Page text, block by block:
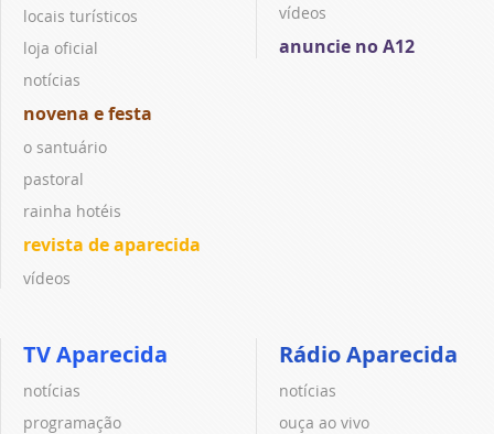
locais turísticos
loja oficial
notícias
novena e festa
o santuário
pastoral
rainha hotéis
revista de aparecida
vídeos
vídeos
anuncie no A12
TV Aparecida
notícias
programação
Rádio Aparecida
notícias
ouça ao vivo